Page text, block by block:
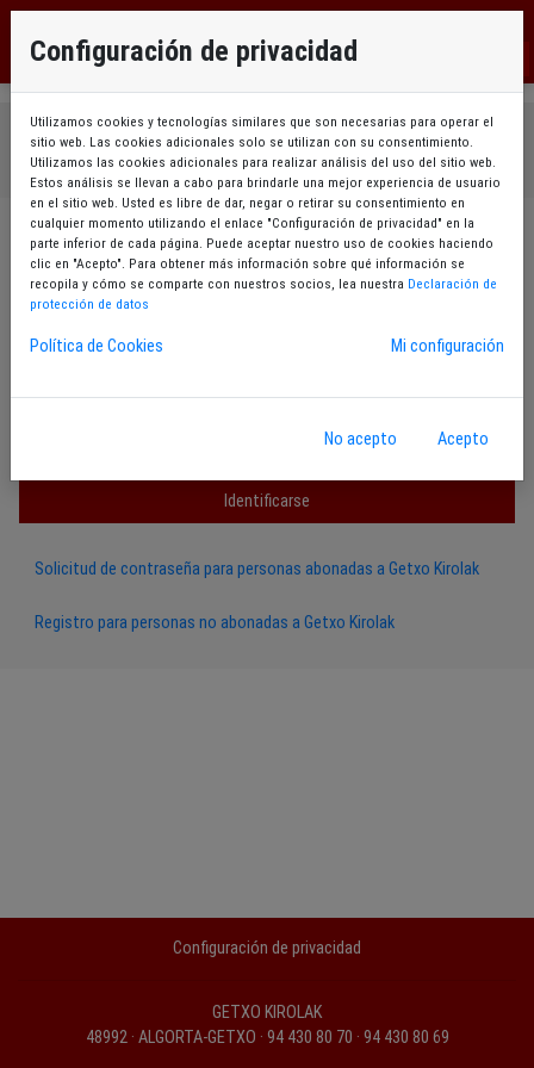
Acceso mediante documento identificativo y
contraseña
Identificación mediante usuario/a y contraseña
Código / NIF
Solicitud de contraseña para personas abonadas a Getxo Kirolak
Registro para personas no abonadas a Getxo Kirolak
Configuración de privacidad
GETXO KIROLAK
48992 · ALGORTA-GETXO · 94 430 80 70 · 94 430 80 69
Configuración de privacidad
Utilizamos cookies y tecnologías similares que son necesarias para operar el
sitio web. Las cookies adicionales solo se utilizan con su consentimiento.
Utilizamos las cookies adicionales para realizar análisis del uso del sitio web.
Estos análisis se llevan a cabo para brindarle una mejor experiencia de usuario
en el sitio web. Usted es libre de dar, negar o retirar su consentimiento en
cualquier momento utilizando el enlace "Configuración de privacidad" en la
parte inferior de cada página. Puede aceptar nuestro uso de cookies haciendo
clic en "Acepto". Para obtener más información sobre qué información se
recopila y cómo se comparte con nuestros socios, lea nuestra Declaración de
protección de datos
Política de Cookies Mi configuración
No acepto Acepto